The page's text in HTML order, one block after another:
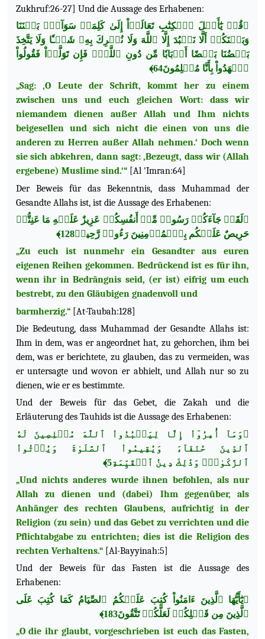
Zukhruf:26-27] Und die Aussage des Erhabenen:
﴿قُلۡ يَٰٓأَهۡلَ ٱلۡكِتَٰبِ تَعَالَوۡاْ إِلَىٰ كَلِمَةٖ سَوَآءِۭ بَيۡنَنَا
وَبَيۡنَكُمۡ أَلَّا نَعۡبُدَ إِلَّا ٱللَّهَ وَلَا نُشۡرِكَ بِهِۦ شَيۡـٔٗا وَلَا يَتَّخِذَ
بَعۡضُنَا بَعۡضًا أَرۡبَابٗا مِّن دُونِ ٱللَّهِۚ فَإِن تَوَلَّوۡاْ فَقُولُواْ
ٱشۡهَدُواْ بِأَنَّا مُسۡلِمُونَ64﴾
„Sag: ‚O Leute der Schrift, kommt her zu einem
zwischen uns und euch gleichen Wort: dass wir
niemandem dienen außer Allah und Ihm nichts
beigesellen und sich nicht die einen von uns die
anderen zu Herren außer Allah nehmen.‘ Doch wenn
sie sich abkehren, dann sagt: ‚Bezeugt, dass wir (Allah
ergebene) Muslime sind.‘“[Al 'Imran:64]
Der Beweis für das Bekenntnis, dass Muhammad der
Gesandte Allahs ist, ist die Aussage des Erhabenen:
﴿لَقَدۡ جَآءَكُمۡ رَسُولٞ مِّنۡ أَنفُسِكُمۡ عَزِيزٌ عَلَيۡهِ مَا عَنِتُّمۡ
حَرِيصٌ عَلَيۡكُم بِٱلۡمُؤۡمِنِينَ رَءُوفٞ رَّحِيمٞ128﴾
„Zu euch ist nunmehr ein Gesandter aus euren
eigenen Reihen gekommen. Bedrückend ist es für ihn,
wenn ihr in Bedrängnis seid, (er ist) eifrig um euch
bestrebt, zu den Gläubigen gnadenvoll und
barmherzig.“[At-Taubah:128]
Die Bedeutung, dass Muhammad der Gesandte Allahs ist:
Ihm in dem, was er angeordnet hat, zu gehorchen, ihm bei
dem, was er berichtete, zu glauben, das zu vermeiden, was
er untersagte und wovon er abhielt, und Allah nur so zu
dienen, wie er es bestimmte.
Und der Beweis für das Gebet, die Zakah und die
Erläuterung des Tauhids ist die Aussage des Erhabenen:
﴿وَمَآ أُمِرُوٓاْ إِلَّا لِيَعۡبُدُواْ ٱللَّهَ مُخۡلِصِينَ لَهُ
ٱلدِّينَ حُنَفَآءَ وَيُقِيمُواْ ٱلصَّلَوٰةَ وَيُؤۡتُواْ
ٱلزَّكَوٰةَۚ وَذَٰلِكَ دِينُ ٱلۡقَيِّمَةِ5﴾
„Und nichts anderes wurde ihnen befohlen, als nur
Allah zu dienen und (dabei) Ihm gegenüber, als
Anhänger des rechten Glaubens, aufrichtig in der
Religion (zu sein) und das Gebet zu verrichten und die
Pflichtabgabe zu entrichten; dies ist die Religion des
rechten Verhaltens.“[Al-Bayyinah:5]
Und der Beweis für das Fasten ist die Aussage des
Erhabenen:
﴿يَٰٓأَيُّهَا ٱلَّذِينَ ءَامَنُواْ كُتِبَ عَلَيۡكُمُ ٱلصِّيَامُ كَمَا كُتِبَ عَلَى
ٱلَّذِينَ مِن قَبۡلِكُمۡ لَعَلَّكُمۡ تَتَّقُونَ183﴾
„O die ihr glaubt, vorgeschrieben ist euch das Fasten,